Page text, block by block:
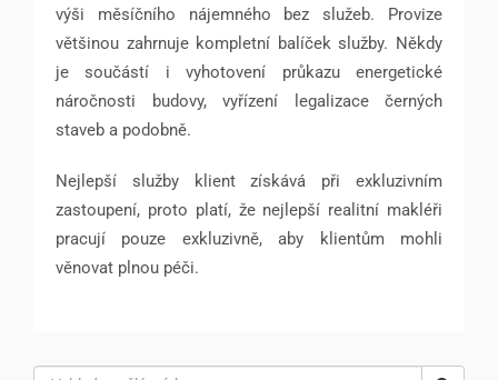
výši měsíčního nájemného bez služeb. Provize
většinou zahrnuje kompletní balíček služby. Někdy
je součástí i vyhotovení průkazu energetické
náročnosti budovy, vyřízení legalizace černých
staveb a podobně.
Nejlepší služby klient získává při exkluzivním
zastoupení, proto platí, že nejlepší realitní makléři
pracují pouze exkluzivně, aby klientům mohli
věnovat plnou péči.